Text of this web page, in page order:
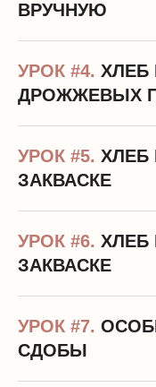
ВРУЧНУЮ
УРОК #4.
ДРОЖЖЕВЫХ
УРОК #5. ХЛЕБ
ЗАКВАСКЕ
УРОК #6. ХЛЕБ
ЗАКВАСКЕ
УРОК #7.
СДОБЫ
Искусство
и радость, аромат
воспоминания и
радость и
в трудную минуту,
заботиться о